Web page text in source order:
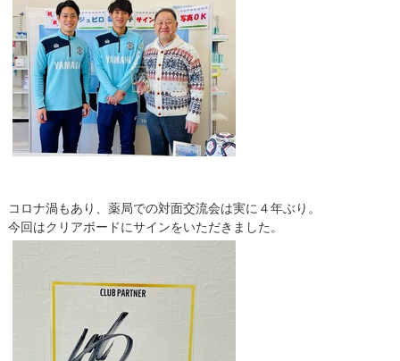
コロナ渦もあり、薬局での対面交流会は実に４年ぶり。
今回はクリアボードにサインをいただきました。